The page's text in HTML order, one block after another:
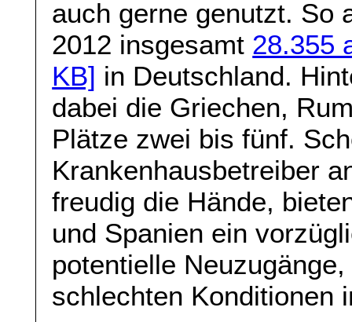
auch gerne genutzt. So
2012 insgesamt 28.355
KB] in Deutschland.
dabei die Griechen,
Plätze zwei bis fünf.
Krankenhausbetreiber
freudig die Hände,
und Spanien ein
potentielle
schlechten Konditionen